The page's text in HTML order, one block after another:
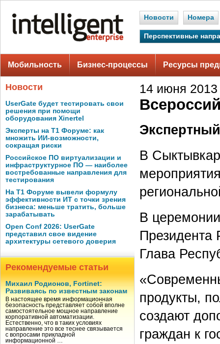
Новости Номера
Перспективные
Мобильность Бизнес-процессы Ресурсы
Новости
UserGate будет тестировать свои
решения при помощи
оборудования Xinertel
Эксперты на Т1 Форуме: как
множить ИИ-возможности,
сокращая риски
Российское ПО виртуализации и
инфраструктурное ПО — наиболее
востребованные направления для
тестирования
На Т1 Форуме вывели формулу
эффективности ИТ с точки зрения
бизнеса: меньше тратить, больше
зарабатывать
Open Conf 2026: UserGate
представил свое видение
архитектуры сетевого доверия
Рекомендуемые статьи
Михаил Родионов, Fortinet:
Развиваясь по известным законам
В настоящее время информационная
безопасность представляет собой вполне
самостоятельное мощное направление
корпоративной автоматизации.
Естественно, что в таких условиях
направление это все теснее связывается
с вопросами прикладной
информационной …
14 июня 2013
В
В
Президента
Глава
продукты,
создают
граждан к